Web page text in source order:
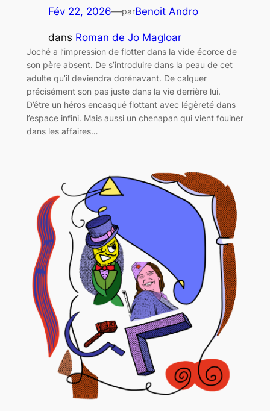
Fév 22, 2026—parBenoit Andro
dans Roman de Jo Magloar
Joché a l’impression de flotter dans la vide écorce de
son père absent. De s’introduire dans la peau de cet
adulte qu’il deviendra dorénavant. De calquer
précisément son pas juste dans la vie derrière lui.
D’être un héros encasqué flottant avec légèreté dans
l’espace infini. Mais aussi un chenapan qui vient fouiner
dans les affaires…